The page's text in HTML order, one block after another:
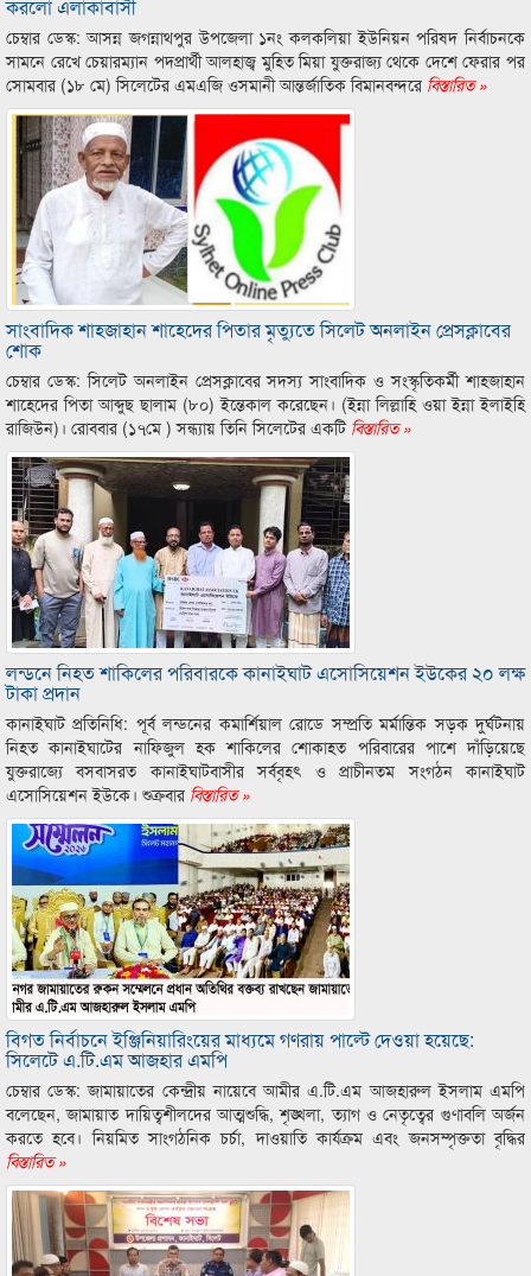
করলো এলাকাবাসী
চেম্বার ডেস্ক: আসন্ন জগন্নাথপুর উপজেলা ১নং কলকলিয়া ইউনিয়ন পরিষদ নির্বাচনকে
সামনে রেখে চেয়ারম্যান পদপ্রার্থী আলহাজ্ব মুহিত মিয়া যুক্তরাজ্য থেকে দেশে ফেরার পর
সোমবার (১৮ মে) সিলেটের এমএজি ওসমানী আন্তর্জাতিক বিমানবন্দরে বিস্তারিত »
সাংবাদিক শাহজাহান শাহেদের পিতার মৃত্যুতে সিলেট অনলাইন প্রেসক্লাবের
শোক
চেম্বার ডেস্ক: সিলেট অনলাইন প্রেসক্লাবের সদস্য সাংবাদিক ও সংস্কৃতিকর্মী শাহজাহান
শাহেদের পিতা আব্দুছ ছালাম (৮০) ইন্তেকাল করেছেন। (ইন্না লিল্লাহি ওয়া ইন্না ইলাইহি
রাজিউন)। রোববার (১৭মে ) সন্ধ্যায় তিনি সিলেটের একটিবিস্তারিত »
লন্ডনে নিহত শাকিলের পরিবারকে কানাইঘাট এসোসিয়েশন ইউকের ২০ লক্ষ
টাকা প্রদান
কানাইঘাট প্রতিনিধি: পূর্ব লন্ডনের কমার্শিয়াল রোডে সম্প্রতি মর্মান্তিক সড়ক দুর্ঘটনায়
নিহত কানাইঘাটের নাফিজুল হক শাকিলের শোকাহত পরিবারের পাশে দাঁড়িয়েছে
যুক্তরাজ্যে বসবাসরত কানাইঘাটবাসীর সর্ববৃহৎ ও প্রাচীনতম সংগঠন কানাইঘাট
এসোসিয়েশন ইউকে। শুক্রবার বিস্তারিত »
বিগত নির্বাচনে ইঞ্জিনিয়ারিংয়ের মাধ্যমে গণরায় পাল্টে দেওয়া হয়েছে:
সিলেটে এ.টি.এম আজহার এমপি
চেম্বার ডেস্ক: জামায়াতের কেন্দ্রীয় নায়েবে আমীর এ.টি.এম আজহারুল ইসলাম এমপি
বলেছেন, জামায়াত দায়িত্বশীলদের আত্মশুদ্ধি, শৃঙ্খলা, ত্যাগ ও নেতৃত্বের গুণাবলি অর্জন
করতে হবে। নিয়মিত সাংগঠনিক চর্চা, দাওয়াতি কার্যক্রম এবং জনসম্পৃক্ততা বৃদ্ধির
বিস্তারিত »